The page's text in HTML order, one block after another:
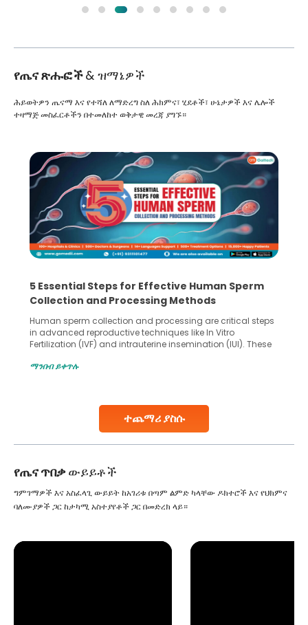
የጤና ጽሑፎች& ዝማኔዎች
ተጨማሪ ያስሱ
ሕይወትዎን ጤናማ እና የተሻለ ለማድረግ ስለ ሕክምና፣ ሂደቶች፣ ሁኔታዎች እና ሌሎች
ተዛማጅ መስፈርቶችን በተመለከተ ወቅታዊ መረጃ ያግኙ።
5 Essential Steps for Effective Human Sperm
Collection and Processing Methods
Human sperm collection and processing are critical steps
in advanced reproductive techniques like In Vitro
Fertilization (IVF) and intrauterine insemination (IUI). These
challenges and help couples achieve their dream of
collected, they process the
ማንበብ ይቀጥሉ
የጤና ጥበቃውይይቶች
ግምገማዎች እና አስፈላጊ ውይይት ከአገሪቱ በጣም ልምድ ካላቸው ዶክተሮች እና የህክምና
ባለሙያዎች ጋር ከታካሚ አስተያየቶች ጋር በመድረክ ላይ።